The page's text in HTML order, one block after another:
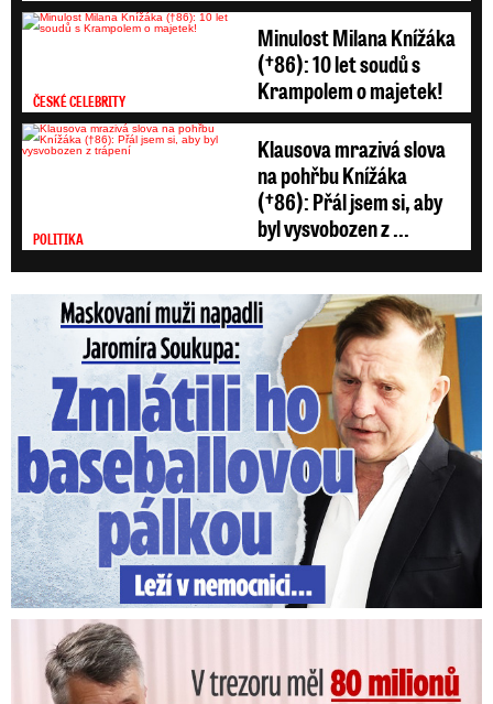
ČESKÉ CELEBRITY
Minulost Milana Knížáka
(†86): 10 let soudů s
Krampolem o majetek!
POLITIKA
Klausova mrazivá slova
na pohřbu Knížáka
(†86): Přál jsem si, aby
byl vysvobozen z ...
Maskovaní muži napadli Jaromíra Soukupa: Krvavá nakládačka
V trezoru měl 80 milionů: Policie obvinila exšéfa železnic!